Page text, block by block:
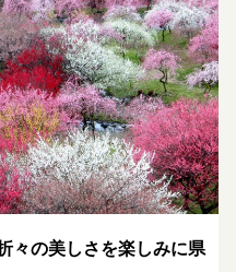
々の美しさを楽しみに県